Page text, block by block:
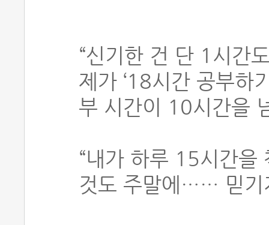
“신기한 건 단 1시간
제가 ‘18시간 공부하
부 시간이 10시간을
“내가 하루 15시간을
것도 주말에…… 믿기